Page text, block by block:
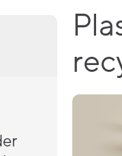
Tischgerät
Edelstahl
Robuste
stark